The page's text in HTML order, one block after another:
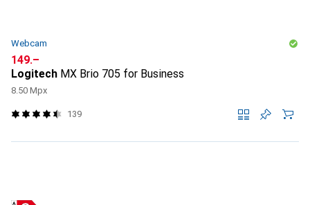
Webcam
CHF
149.–
Logitech MX Brio 705 for Business
8.50 Mpx
139